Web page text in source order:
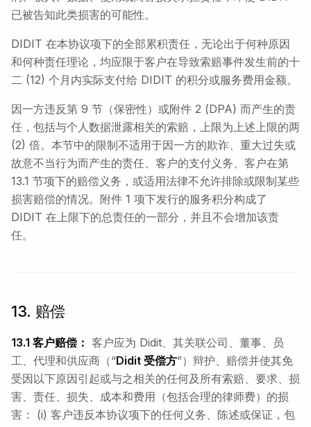
已被告知此类损害的可能性。
DIDIT 在本协议项下的全部累积责任，无论出于何种原因
和何种责任理论，均应限于客户在导致索赔事件发生前的十
二 (12) 个月内实际支付给 DIDIT 的积分或服务费用金额。
因一方违反第 9 节（保密性）或附件 2 (DPA) 而产生的责
任，包括与个人数据泄露相关的索赔，上限为上述上限的两
(2) 倍。本节中的限制不适用于因一方的欺诈、重大过失或
故意不当行为而产生的责任、客户的支付义务、客户在第
13.1 节项下的赔偿义务，或适用法律不允许排除或限制某些
损害赔偿的情况。附件 1 项下发行的服务积分构成了
DIDIT 在上限下的总责任的一部分，并且不会增加该责
任。
13. 赔偿
13.1 客户赔偿： 客户应为 Didit、其关联公司、董事、员
工、代理和供应商（“Didit 受偿方”）辩护、赔偿并使其免
受因以下原因引起或与之相关的任何及所有索赔、要求、损
害、责任、损失、成本和费用（包括合理的律师费）的损
害： (i) 客户违反本协议项下的任何义务、陈述或保证，包